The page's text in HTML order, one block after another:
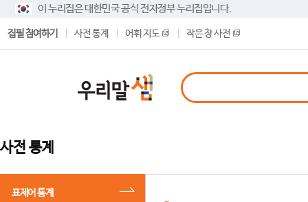
이 누리집은 대한민국 공식 전자정부 누리집입니다.
집필 참여하기 사전 통계 어휘 지도 작은 창 사전
사전 통계
표제어 통계